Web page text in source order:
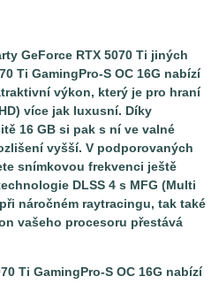
GeForce RTX 5070 Ti jiných
Ti GamingPro-S OC 16G nabízí
výkon, který je pro hraní
více jak luxusní. Díky
16 GB si pak s ní ve valné
vyšší. V podporovaných
snímkovou frekvenci ještě
DLSS 4 s MFG (Multi
náročném raytracingu, tak také
vašeho procesoru přestává
Ti GamingPro-S OC 16G nabízí